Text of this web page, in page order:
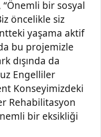
bir sosyal
öncelikle siz
yaşama aktif
bu projemizle
dışında da
Engelliler
Konseyimizdeki
Rehabilitasyon
bir eksikliği